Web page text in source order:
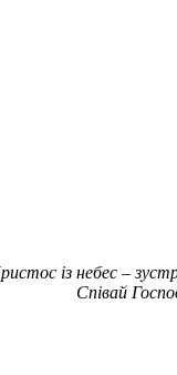
із небес –
Співай